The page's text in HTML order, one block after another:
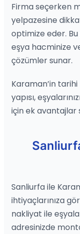
Firma seçerken
yelpazesine
optimize eder.
eşya hacminize
çözümler sunar.
Karaman’in tarihi
yapısı,
için ek avantajlar
Sanliurfa ile
ihtiyaçlarınıza
nakliyat ile
adresinizde